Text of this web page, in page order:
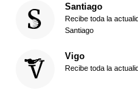
Santiago
Recibe toda la
Santiago
Vigo
Recibe toda la